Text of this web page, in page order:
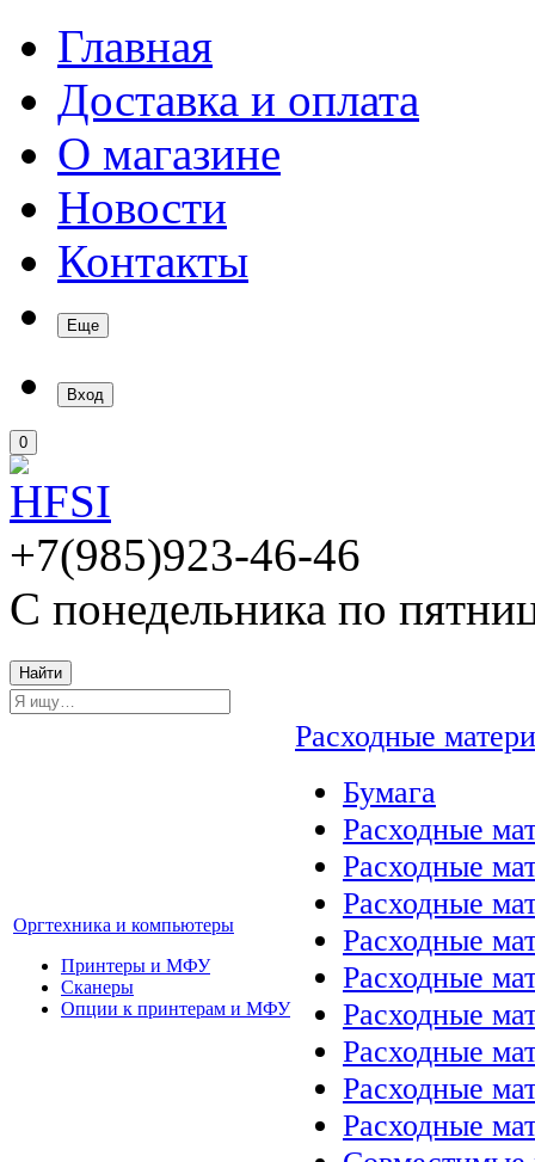
Главная
Доставка и оплата
О магазине
Новости
Контакты
Еще
Вход
0
+7(985)923-46-46
С понедельника по
Найти
Оргтехника и компьютеры
Принтеры и МФУ
Сканеры
Опции к принтерам и МФУ
Расходные
Бумага
Расходные
Расходные
Расходные
Расходные
Расходные
Расходные
Расходные
Расходные
Расходные